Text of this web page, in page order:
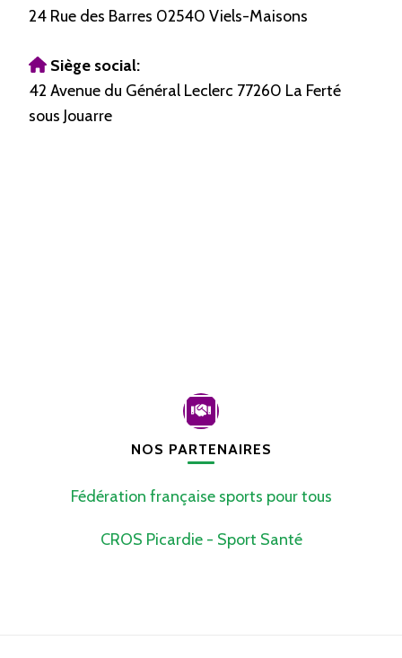
24 Rue des Barres 02540 Viels-Maisons
Siège social:
42 Avenue du Général Leclerc 77260 La Ferté
sous Jouarre
NOS PARTENAIRES
Fédération française sports pour tous
CROS Picardie - Sport Santé